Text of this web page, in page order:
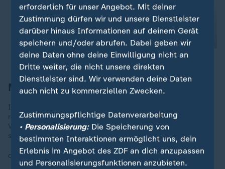
Montage in Zwickau
Im Volkseigenen Betrieb Sachsenring Automobilwerk Zwickau
rollen ab dem 7. November 1957 die Zweitakter übers Band.
Vorgabe des DDR-Ministerrats: Robust, sparsam, preiswert
sollen sie sein.
Quelle:
erforderlich für unser Angebot. Mit deiner
Zustimmung dürfen wir und unsere Dienstleister
darüber hinaus Informationen auf deinem Gerät
speichern und/oder abrufen. Dabei geben wir
deine Daten ohne deine Einwilligung nicht an
Dritte weiter, die nicht unsere direkten
Dienstleister sind. Wir verwenden deine Daten
auch nicht zu kommerziellen Zwecken.
Zustimmungspflichtige Datenverarbeitung
• Personalisierung:Die Speicherung von
bestimmten Interaktionen ermöglicht uns, dein
Erlebnis im Angebot des ZDF an dich anzupassen
und Personalisierungsfunktionen anzubieten.